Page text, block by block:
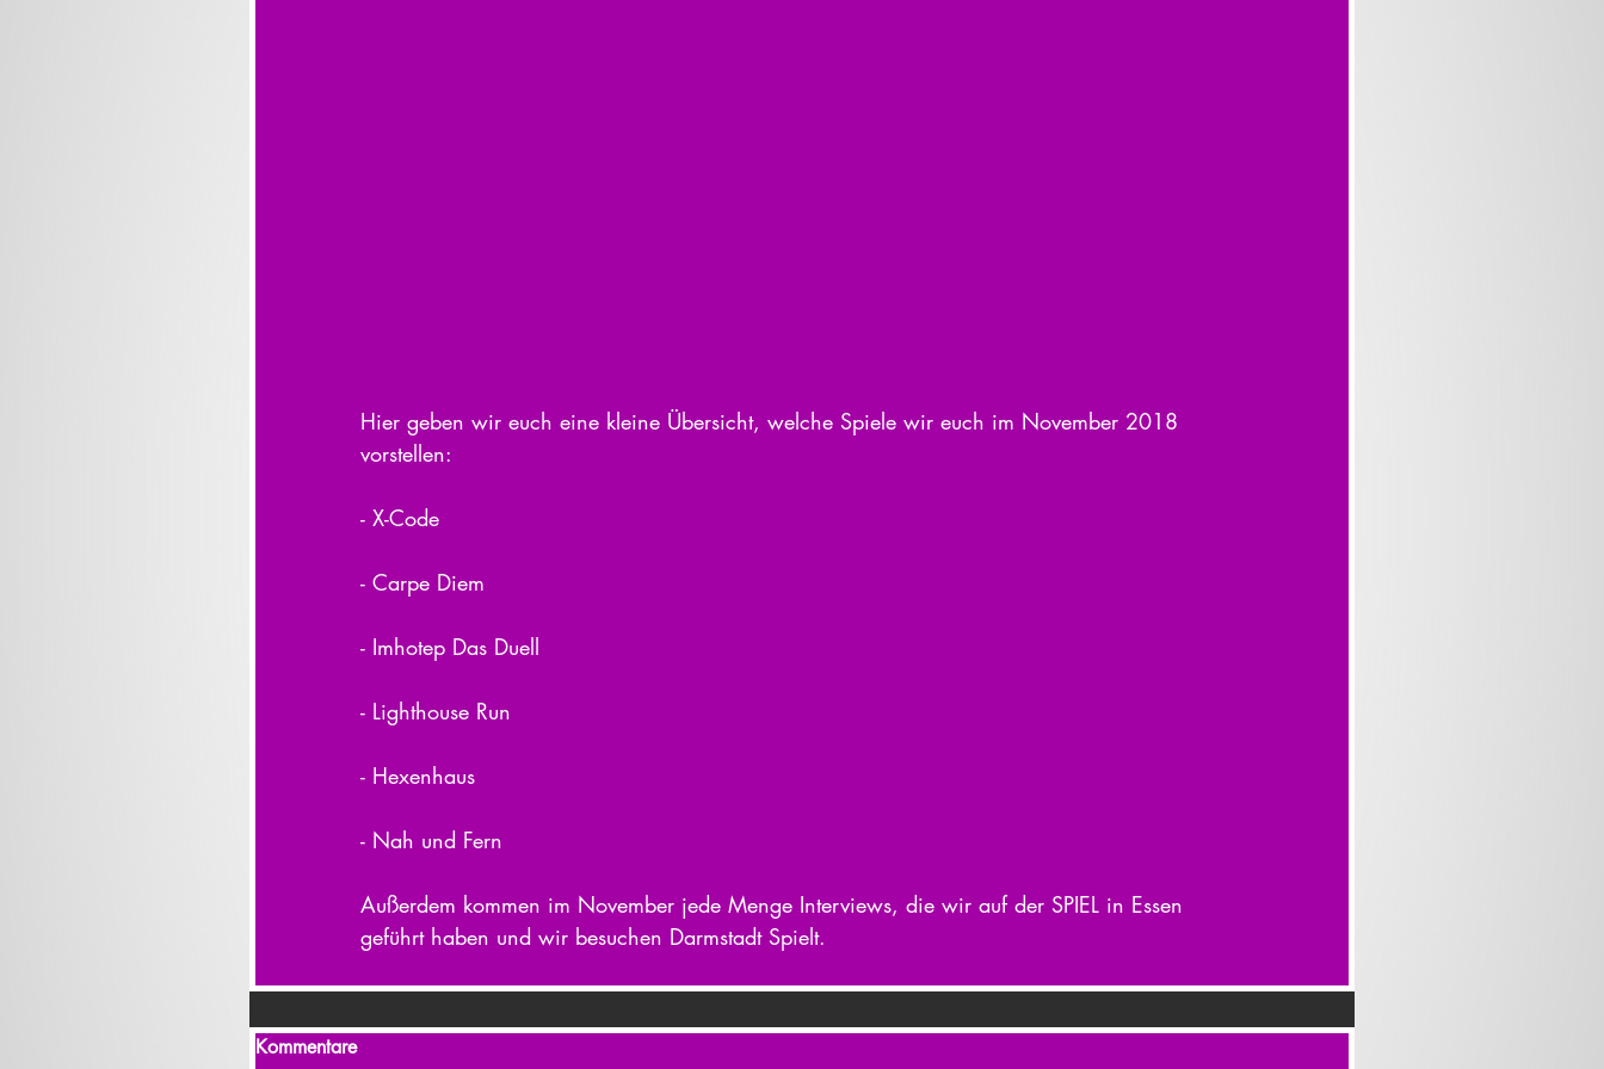
Hier geben wir euch eine kleine Übersicht, welche Spiele wir euch im November 2018
vorstellen:
- X-Code
- Carpe Diem
- Imhotep Das Duell
- Lighthouse Run
- Hexenhaus
- Nah und Fern
Außerdem kommen im November jede Menge Interviews, die wir auf der SPIEL in Essen
geführt haben und wir besuchen Darmstadt Spielt.
Kommentare